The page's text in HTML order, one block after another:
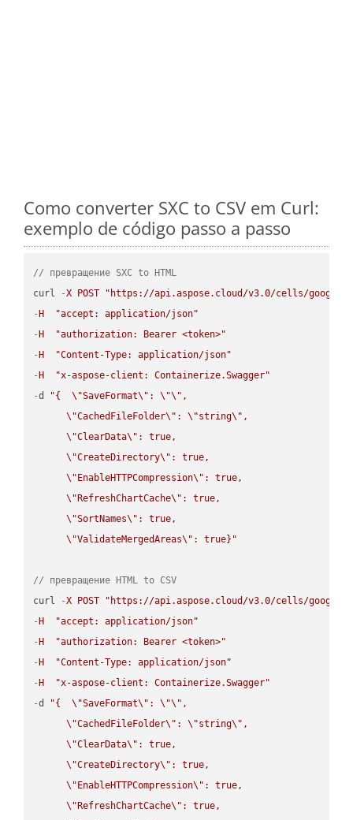
Como converter SXC to CSV em Curl:
exemplo de código passo a passo
// превращение SXC to HTML
curl
-X POST
"https://api.aspose.cloud/v3.0/cells/
- H
"accept: application/json"
- H
"authorization: Bearer <token>"
- H
"Content-Type: application/json"
- H
"x-aspose-client: Containerize.Swagger"
-d "{ \"SaveFormat\" : \"\" ,
\"CachedFileFolder\" : \"string\" ,
\"ClearData\" : true,
\"CreateDirectory\" : true,
\" EnableHTTPCompression\" : true,
\" RefreshChartCache\" : true,
\"SortNames\" : true,
\"ValidateMergedAreas\" : true}"
// превращение HTML to CSV
curl
-X POST
"https://api.aspose.cloud/v3.0/cells/
- H
"accept: application/json"
- H
"authorization: Bearer <token>"
- H
"Content-Type: application/json"
- H
"x-aspose-client: Containerize.Swagger"
-d "{ \"SaveFormat\" : \"\" ,
\"CachedFileFolder\" : \"string\" ,
\"ClearData\" : true,
\"CreateDirectory\" : true,
\" EnableHTTPCompression\" : true,
\" RefreshChartCache\" : true,